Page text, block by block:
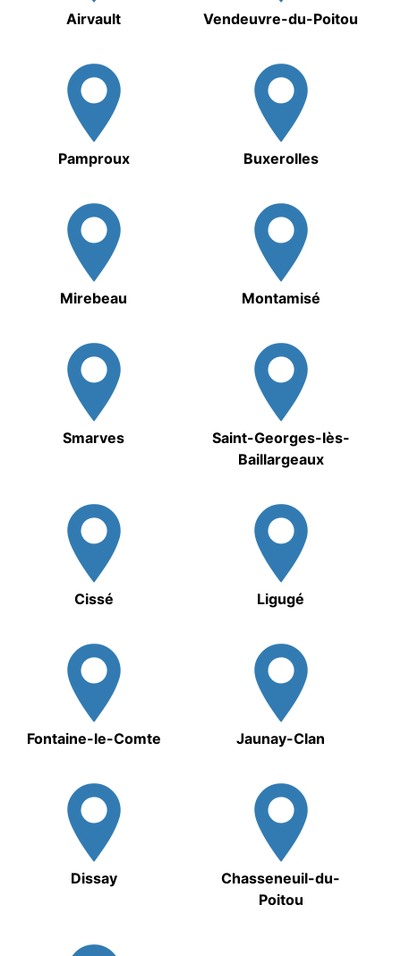
Airvault Vendeuvre-du-Poitou
Pamproux Buxerolles
Mirebeau Montamisé
Smarves
Saint-Georges-lès-
Baillargeaux
Cissé Ligugé
Fontaine-le-Comte Jaunay-Clan
Dissay
Chasseneuil-du-
Poitou